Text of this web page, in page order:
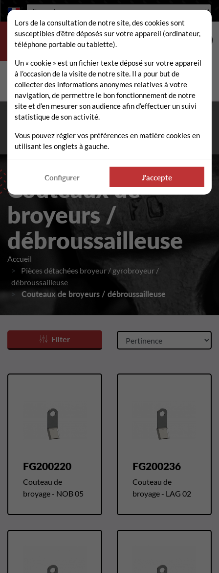
Langue :
Rechercher
Fermeture estivale du 10 au 21 août 2026
téléphonique et administrative assurée durant tout l'été. ☀️
Couteaux de
broyeurs /
débroussailleuse
Accueil
Pièces détachées broyeur / gyrobroyeur /
débroussailleuse
Couteaux de broyeurs / débroussailleuse
Filter
FG200220
Couteau de
broyage - NOB 05
FG200236
Couteau de
broyage - LAG 02
Lors de la consultation de notre site, des cookies sont
susceptibles d’être déposés sur votre appareil (ordinateur,
téléphone portable ou tablette).
Un « cookie » est un fichier texte déposé sur votre appareil
à l’occasion de la visite de notre site. Il a pour but de
collecter des informations anonymes relatives à votre
navigation, de permettre le bon fonctionnement de notre
site et d’en mesurer son audience afin d’effectuer un suivi
statistique de son activité.
Vous pouvez régler vos préférences en matière cookies en
utilisant les onglets à gauche.
Configurer J'accepte